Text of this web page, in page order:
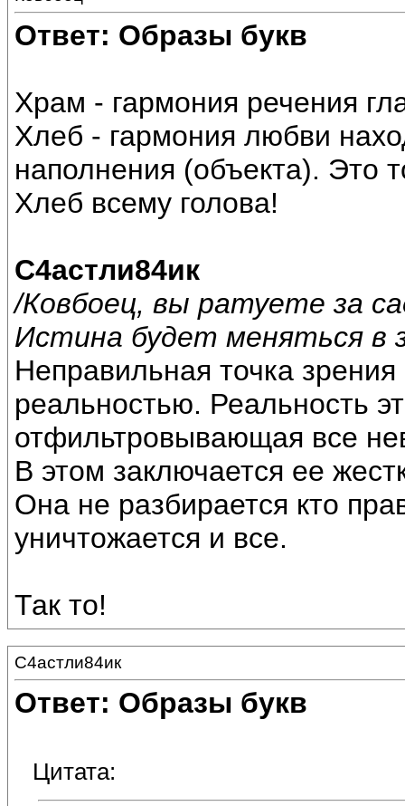
Ответ: Образы букв
Храм - гармония речения
Хлеб - гармония любви
наполнения (объекта). Это
Хлеб всему голова!
С4астли84ик
/Ковбоец, вы ратуете за
Истина будет меняться в
Неправильная точка зрения
реальностью. Реальность
отфильтровывающая все
В этом заключается ее
Она не разбирается кто
уничтожается и все.
Так то!
С4астли84ик
Ответ: Образы букв
Цитата: